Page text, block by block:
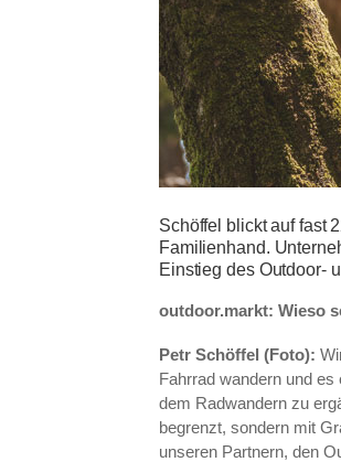
Schöffel blickt auf fast
Familienhand.
Einstieg des Outdoor-
outdoor.markt: Wieso
Petr Schöffel (Foto):
Fahrrad wandern und
dem Radwandern zu
begrenzt, sondern mit
unseren Partnern, den